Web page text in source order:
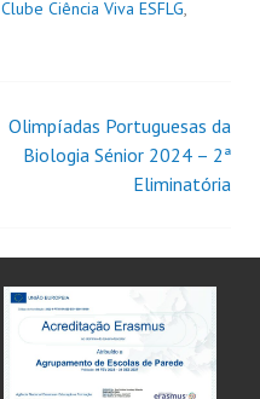
Clube Ciência Viva ESFLG,
Olimpíadas Portuguesas da
Biologia Sénior 2024 – 2ª
Eliminatória